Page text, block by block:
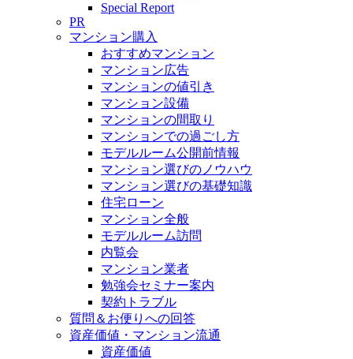
Special Report
PR
マンション購入
おすすめマンション
マンション広告
マンションの値引き
マンション設備
マンションの間取り
マンションでの過ごし方
モデルルーム公開前情報
マンション選びのノウハウ
マンション選びの基礎知識
住宅ローン
マンション全般
モデルルーム訪問
内覧会
マンション業者
勉強会セミナー案内
契約トラブル
質問＆お便りへの回答
資産価値・マンション流通
資産価値